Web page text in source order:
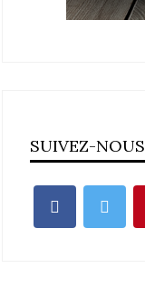
SUIVEZ-NOUS